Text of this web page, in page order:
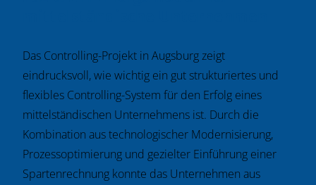
Das Controlling-Projekt in Augsburg zeigt
eindrucksvoll, wie wichtig ein gut strukturiertes und
flexibles Controlling-System für den Erfolg eines
mittelständischen Unternehmens ist. Durch die
Kombination aus technologischer Modernisierung,
Prozessoptimierung und gezielter Einführung einer
Spartenrechnung konnte das Unternehmen aus